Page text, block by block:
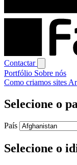
Contactar
Portfólio Sobre nós
Como criamos sites
Selecione o
País
Selecione o